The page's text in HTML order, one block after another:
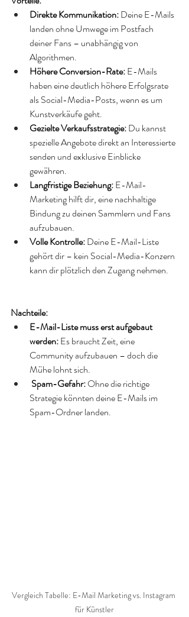
Direkte Kommunikation: Deine E-Mails
landen ohne Umwege im Postfach
deiner Fans – unabhängig von
Algorithmen.
Höhere Conversion-Rate: E-Mails
haben eine deutlich höhere Erfolgsrate
als Social-Media-Posts, wenn es um
Kunstverkäufe geht.
Gezielte Verkaufsstrategie: Du kannst
spezielle Angebote direkt an Interessierte
senden und exklusive Einblicke
gewähren.
Langfristige Beziehung: E-Mail-
Marketing hilft dir, eine nachhaltige
Bindung zu deinen Sammlern und Fans
aufzubauen.
Volle Kontrolle: Deine E-Mail-Liste
gehört dir – kein Social-Media-Konzern
kann dir plötzlich den Zugang nehmen.
Nachteile:
E-Mail-Liste muss erst aufgebaut
werden: Es braucht Zeit, eine
Community aufzubauen – doch die
Mühe lohnt sich.
Spam-Gefahr: Ohne die richtige
Strategie könnten deine E-Mails im
Spam-Ordner landen.
Vergleich Tabelle: E-Mail Marketing vs. Instagram
für Künstler